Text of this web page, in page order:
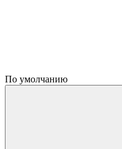
По умолчанию